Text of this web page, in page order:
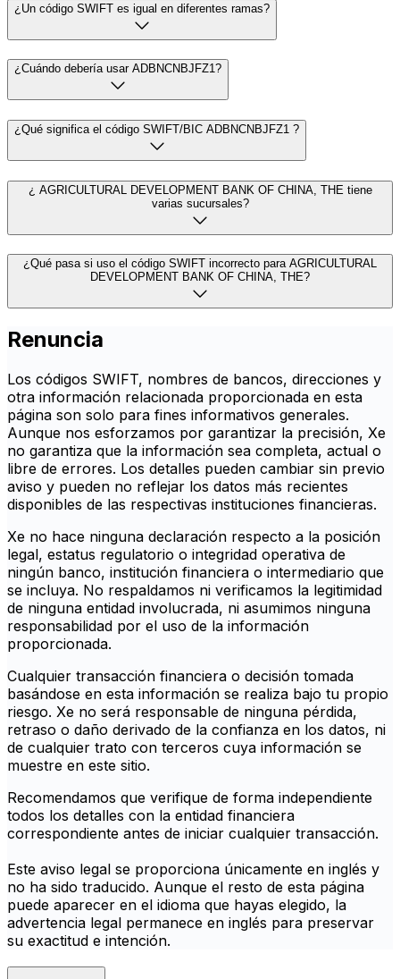
¿Un código SWIFT es igual en diferentes ramas?
¿Cuándo debería usar ADBNCNBJFZ1?
¿Qué significa el código SWIFT/BIC ADBNCNBJFZ1 ?
¿ AGRICULTURAL DEVELOPMENT BANK OF CHINA, THE tiene
varias sucursales?
¿Qué pasa si uso el código SWIFT incorrecto para AGRICULTURAL
DEVELOPMENT BANK OF CHINA, THE?
Renuncia
Los códigos SWIFT, nombres de bancos, direcciones y
otra información relacionada proporcionada en esta
página son solo para fines informativos generales.
Aunque nos esforzamos por garantizar la precisión, Xe
no garantiza que la información sea completa, actual o
libre de errores. Los detalles pueden cambiar sin previo
aviso y pueden no reflejar los datos más recientes
disponibles de las respectivas instituciones financieras.
Xe no hace ninguna declaración respecto a la posición
legal, estatus regulatorio o integridad operativa de
ningún banco, institución financiera o intermediario que
se incluya. No respaldamos ni verificamos la legitimidad
de ninguna entidad involucrada, ni asumimos ninguna
responsabilidad por el uso de la información
proporcionada.
Cualquier transacción financiera o decisión tomada
basándose en esta información se realiza bajo tu propio
riesgo. Xe no será responsable de ninguna pérdida,
retraso o daño derivado de la confianza en los datos, ni
de cualquier trato con terceros cuya información se
muestre en este sitio.
Recomendamos que verifique de forma independiente
todos los detalles con la entidad financiera
correspondiente antes de iniciar cualquier transacción.
Este aviso legal se proporciona únicamente en inglés y
no ha sido traducido. Aunque el resto de esta página
puede aparecer en el idioma que hayas elegido, la
advertencia legal permanece en inglés para preservar
su exactitud e intención.